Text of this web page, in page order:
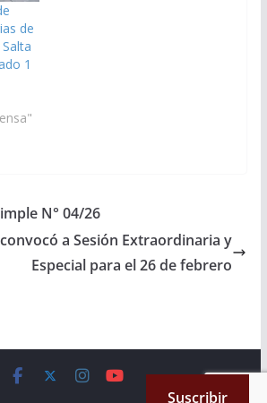
de
1
N° 04/26
a Sesión Extraordinaria y
Especial para el 26 de febrero
. All rights reserved.
Suscribir